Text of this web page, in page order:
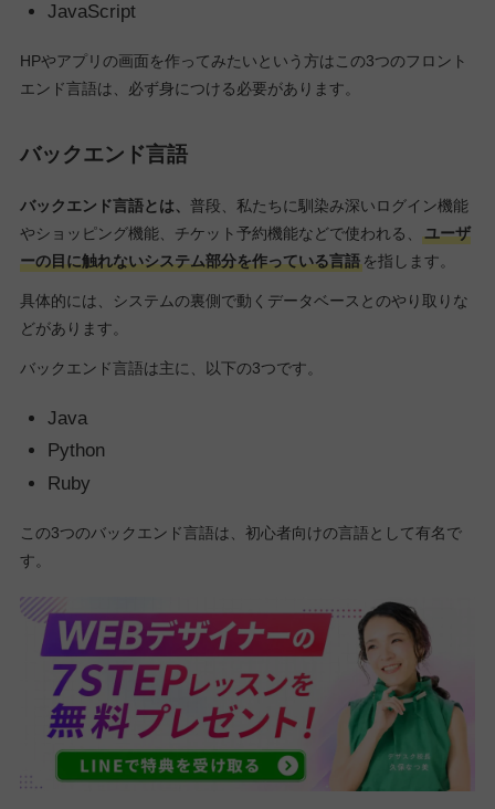
JavaScript
HPやアプリの画面を作ってみたいという方はこの3つのフロント
エンド言語は、必ず身につける必要があります。
バックエンド言語
バックエンド言語とは、 普段、私たちに馴染み深いログイン機能
やショッピング機能、チケット予約機能などで使われる、
ユーザ
ーの目に触れないシステム部分を作っている言語を指します。
具体的には、システムの裏側で動くデータベースとのやり取りな
どがあります。
バックエンド言語は主に、以下の3つです。
Java
Python
Ruby
この3つのバックエンド言語は、初心者向けの言語として有名で
す。